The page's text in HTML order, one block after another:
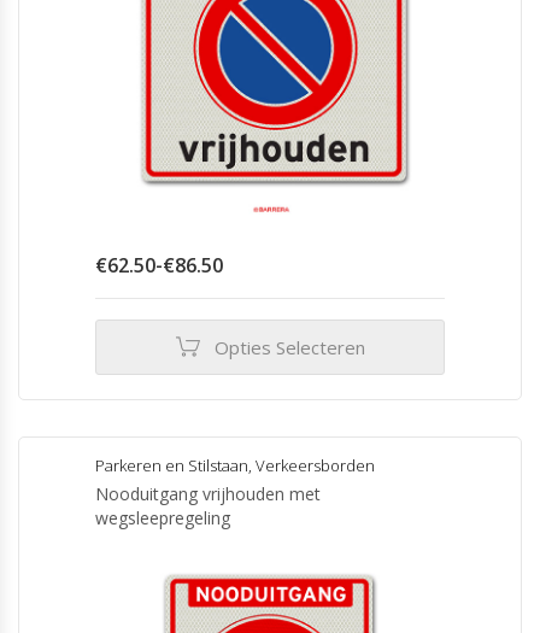
€62.50-€86.50Prijsklasse:
€86.50
Opties Selecteren
heeft
meerdere
variaties.
Deze
optie
Parkeren en Stilstaan, Verkeersborden
Nooduitgang vrijhouden met
wegsleepregeling